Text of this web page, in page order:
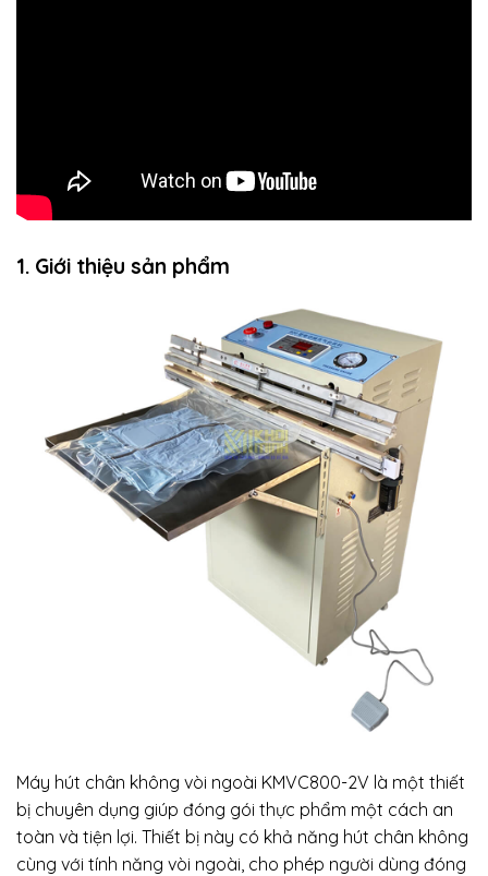
1. Giới thiệu sản phẩm
Máy hút chân không vòi ngoài KMVC800-2V là một thiết
bị chuyên dụng giúp đóng gói thực phẩm một cách an
toàn và tiện lợi. Thiết bị này có khả năng hút chân không
cùng với tính năng vòi ngoài, cho phép người dùng đóng